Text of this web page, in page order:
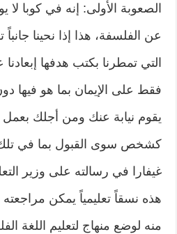
الصعوبة الأولى: إنه في كوبا
عن الفلسفة، هذا إذا نحينا جانباً
التي تمطرنا بكتب هدفها إبعادنا
فقط على الإيمان بما هو فيها
يقوم نيابة عنك ومن أجلك
كشخص سوى القبول بما في
غيفارا في رسالته على وزير
هذه نسقاً تعليمياً يمكن مراجعته
منه لوضع منهاج لتعليم اللغة